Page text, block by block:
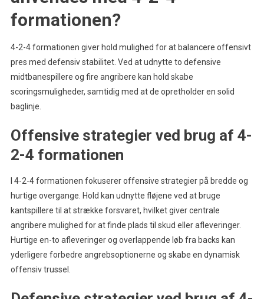
formationen?
4-2-4 formationen giver hold mulighed for at balancere offensivt
pres med defensiv stabilitet. Ved at udnytte to defensive
midtbanespillere og fire angribere kan hold skabe
scoringsmuligheder, samtidig med at de opretholder en solid
baglinje.
Offensive strategier ved brug af 4-
2-4 formationen
I 4-2-4 formationen fokuserer offensive strategier på bredde og
hurtige overgange. Hold kan udnytte fløjene ved at bruge
kantspillere til at strække forsvaret, hvilket giver centrale
angribere mulighed for at finde plads til skud eller afleveringer.
Hurtige en-to afleveringer og overlappende løb fra backs kan
yderligere forbedre angrebsoptionerne og skabe en dynamisk
offensiv trussel.